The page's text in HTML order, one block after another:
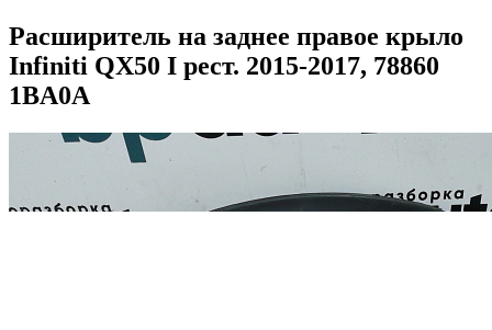
Расширитель на заднее правое крыло
Infiniti QX50 I рест. 2015-2017, 78860
1BA0A